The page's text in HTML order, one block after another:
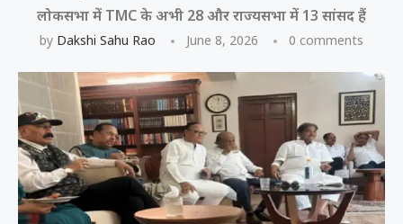
लोकसभा में TMC के अभी 28 और राज्यसभा में 13 सांसद हैं
by Dakshi Sahu Rao June 8, 2026 0 comments